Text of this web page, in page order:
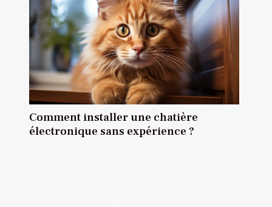
Comment installer une chatière
électronique sans expérience ?